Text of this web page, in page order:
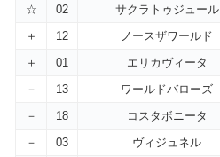
☆
02 サクラトゥジュール
＋
12 ノースザワールド
＋
01 エリカヴィータ
－
13 ワールドバローズ
－
18 コスタボニータ
－
03 ヴィジュネル